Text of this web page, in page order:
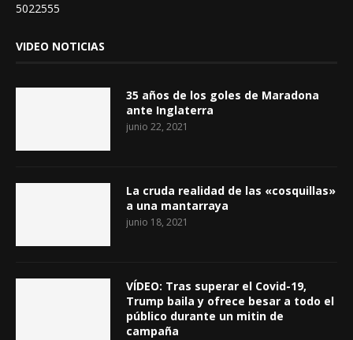
5022555
VIDEO NOTICIAS
35 años de los goles de Maradona
ante Inglaterra
junio 22, 2021
La cruda realidad de las «cosquillas»
a una mantarraya
junio 18, 2021
VÍDEO: Tras superar el Covid-19,
Trump baila y ofrece besar a todo el
público durante un mitin de
campaña